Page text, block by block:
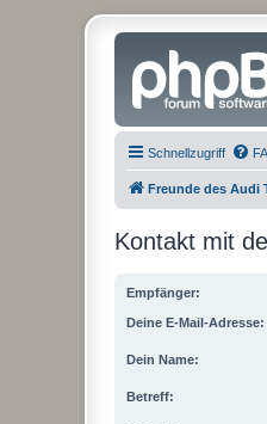
Schnellzugriff
Freunde des Audi
Kontakt mit
Empfänger:
Deine E-Mail-Adresse:
Dein Name:
Betreff: